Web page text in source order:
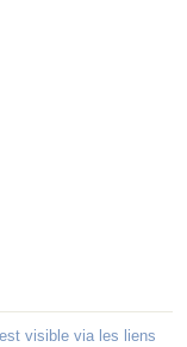
visible via les liens